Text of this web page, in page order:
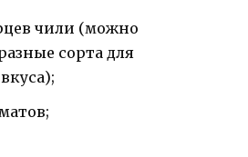
чили (можно
сорта для